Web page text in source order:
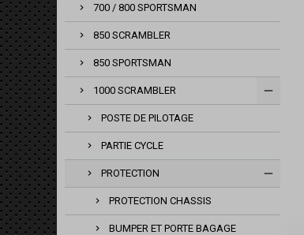
700 / 800 SPORTSMAN
850 SCRAMBLER
850 SPORTSMAN
1000 SCRAMBLER
POSTE DE PILOTAGE
PARTIE CYCLE
PROTECTION
PROTECTION CHASSIS
BUMPER ET PORTE BAGAGE